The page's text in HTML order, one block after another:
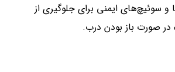
سوئیچ‌های ایمنی برای جلوگیری از
در صورت باز بودن درب.